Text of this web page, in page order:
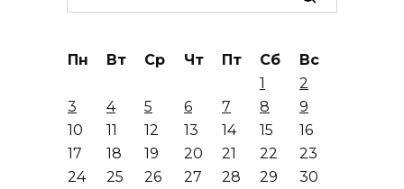
for:
Пн Вт Ср Чт Пт Сб
Вс
1
2
3
4 5 6 7 8
9
10
11 12 13 14 15
16
17
18 19 20 21 22
23
24
25 26 27 28 29
30